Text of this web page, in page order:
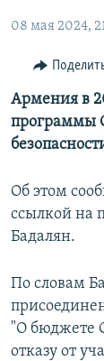
Вернутся
поиску
СОВЕТЫ
РАДІО
КАК
Українською
Qırımtatar
Все сайты
08 мая 2024,
Армения в
программы
Об этом
ссылкой на
Бадалян.
По словам
"О бюджете
отказу от